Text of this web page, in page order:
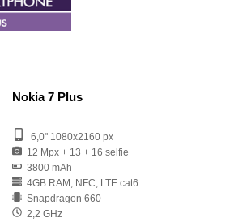
Nokia 7 Plus
6,0" 1080x2160 px
12 Mpx + 13 + 16 selfie
3800 mAh
4GB RAM, NFC, LTE cat6
Snapdragon 660
2,2 GHz